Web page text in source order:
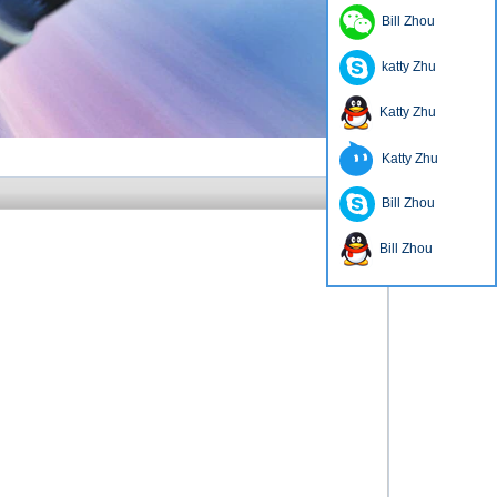
Bill Zhou
katty Zhu
Katty Zhu
Katty Zhu
Bill Zhou
Bill Zhou